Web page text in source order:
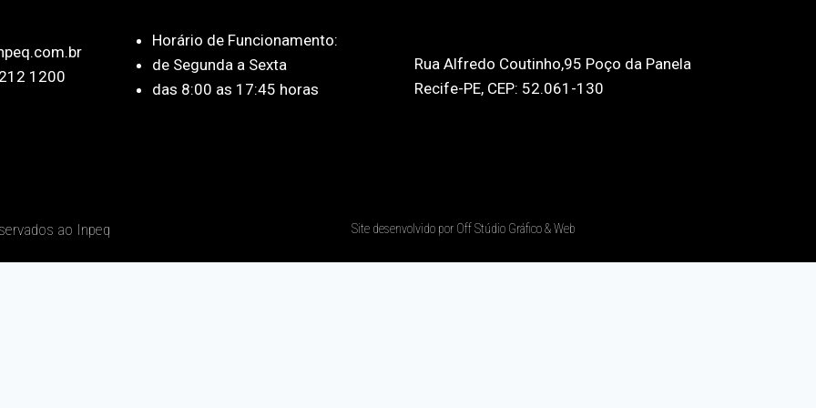
1200
Horário de Funcionamento:
de Segunda a Sexta
das 8:00 as 17:45 horas
Rua Alfredo Coutinho,95 Poço da Panela
Recife-PE, CEP: 52.061-130
ao Inpeq Site desenvolvido por Off Stúdio Gráfico & Web